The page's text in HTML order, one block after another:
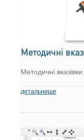
Методичні
Методичні
детальнише